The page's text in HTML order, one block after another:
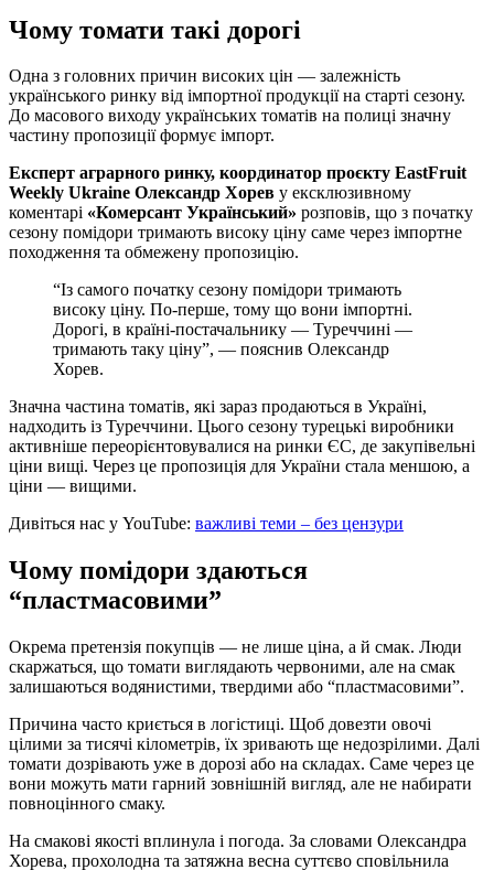
Чому томати такі дорогі
Одна з головних причин високих цін — залежність
українського ринку від імпортної продукції на старті сезону.
До масового виходу українських томатів на полиці значну
частину пропозиції формує імпорт.
Експерт аграрного ринку, координатор проєкту EastFruit
Weekly Ukraine Олександр Хорев у ексклюзивному
коментарі «Комерсант Український» розповів, що з початку
сезону помідори тримають високу ціну саме через імпортне
походження та обмежену пропозицію.
“Із самого початку сезону помідори тримають
високу ціну. По-перше, тому що вони імпортні.
Дорогі, в країні-постачальнику — Туреччині —
тримають таку ціну”, — пояснив Олександр
Хорев.
Значна частина томатів, які зараз продаються в Україні,
надходить із Туреччини. Цього сезону турецькі виробники
активніше переорієнтовувалися на ринки ЄС, де закупівельні
ціни вищі. Через це пропозиція для України стала меншою, а
ціни — вищими.
Дивіться нас у YouTube: важливі теми – без цензури
Чому помідори здаються
“пластмасовими”
Окрема претензія покупців — не лише ціна, а й смак. Люди
скаржаться, що томати виглядають червоними, але на смак
залишаються водянистими, твердими або “пластмасовими”.
Причина часто криється в логістиці. Щоб довезти овочі
цілими за тисячі кілометрів, їх зривають ще недозрілими. Далі
томати дозрівають уже в дорозі або на складах. Саме через це
вони можуть мати гарний зовнішній вигляд, але не набирати
повноцінного смаку.
На смакові якості вплинула і погода. За словами Олександра
Хорева, прохолодна та затяжна весна суттєво сповільнила